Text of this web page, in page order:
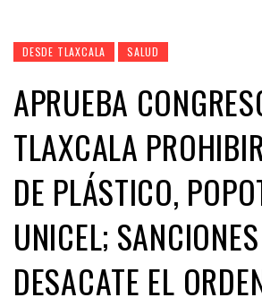
DESDE TLAXCALA SALUD
APRUEBA
TLAXCALA
DE PLÁSTICO,
UNICEL;
DESACATE EL